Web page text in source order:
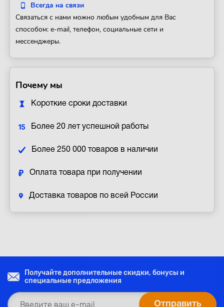
Всегда на связи
Связаться с нами можно любым удобным для Вас
способом: e-mail, телефон, социальные сети и
мессенджеры.
Почему мы
Короткие сроки доставки
Более 20 лет успешной работы
Более 250 000 товаров в наличии
Оплата товара при получении
Доставка товаров по всей России
Получайте дополнительные скидки, бонусы и
специальные предложения